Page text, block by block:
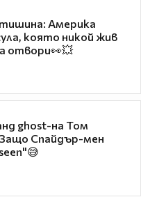
Америка
която никой жив
отвори👀💥
ghost-на Том
Защо Спайдър-мен